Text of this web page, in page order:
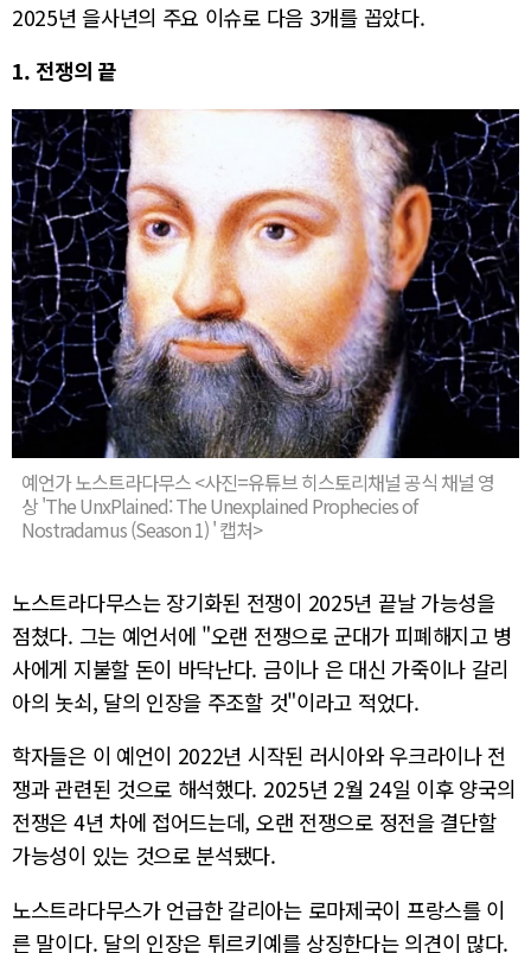
2025년 을사년의 주요 이슈로 다음 3개를 꼽았다.
1. 전쟁의 끝
예언가 노스트라다무스 <사진=유튜브 히스토리채널 공식 채널 영
상 'The UnxPlained: The Unexplained Prophecies of
Nostradamus (Season 1) ' 캡처>
노스트라다무스는 장기화된 전쟁이 2025년 끝날 가능성을
점쳤다. 그는 예언서에 "오랜 전쟁으로 군대가 피폐해지고 병
사에게 지불할 돈이 바닥난다. 금이나 은 대신 가죽이나 갈리
아의 놋쇠, 달의 인장을 주조할 것"이라고 적었다.
학자들은 이 예언이 2022년 시작된 러시아와 우크라이나 전
쟁과 관련된 것으로 해석했다. 2025년 2월 24일 이후 양국의
전쟁은 4년 차에 접어드는데, 오랜 전쟁으로 정전을 결단할
가능성이 있는 것으로 분석됐다.
노스트라다무스가 언급한 갈리아는 로마제국이 프랑스를 이
른 말이다. 달의 인장은 튀르키예를 상징한다는 의견이 많다.